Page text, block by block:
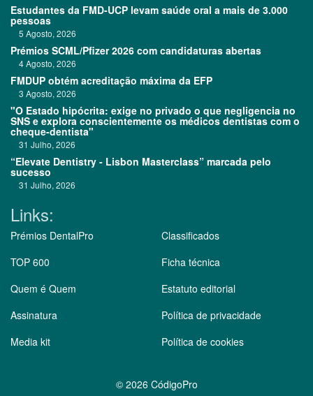
Estudantes da FMD-UCP levam saúde oral a mais de 3.000
pessoas
5 Agosto, 2026
Prémios SCML/Pfizer 2026 com candidaturas abertas
4 Agosto, 2026
FMDUP obtém acreditação máxima da EFP
3 Agosto, 2026
"O Estado hipócrita: exige no privado o que negligencia no
SNS e explora conscientemente os médicos dentistas com o
cheque-dentista"
31 Julho, 2026
“Elevate Dentistry - Lisbon Masterclass” marcada pelo
sucesso
31 Julho, 2026
Links:
Prémios DentalPro
TOP 600
Quem é Quem
Assinatura
Media kit
Classificados
Ficha técnica
Estatuto editorial
Política de privacidade
Política de cookies
© 2026 CódigoPro